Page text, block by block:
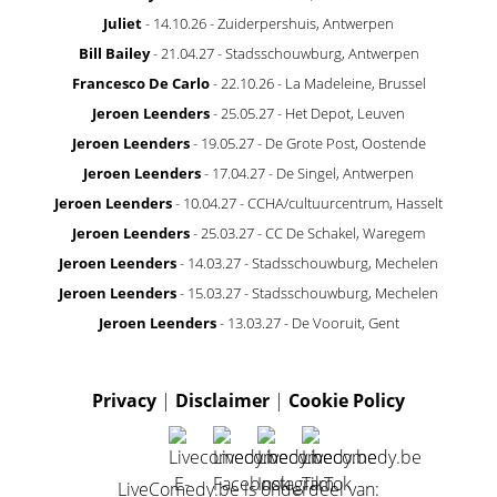
Juliet- 14.10.26 - Zuiderpershuis, Antwerpen
Bill Bailey- 21.04.27 - Stadsschouwburg, Antwerpen
Francesco De Carlo- 22.10.26 - La Madeleine, Brussel
Jeroen Leenders- 25.05.27 - Het Depot, Leuven
Jeroen Leenders- 19.05.27 - De Grote Post, Oostende
Jeroen Leenders- 17.04.27 - De Singel, Antwerpen
Jeroen Leenders- 10.04.27 - CCHA/cultuurcentrum, Hasselt
Jeroen Leenders- 25.03.27 - CC De Schakel, Waregem
Jeroen Leenders- 14.03.27 - Stadsschouwburg, Mechelen
Jeroen Leenders- 15.03.27 - Stadsschouwburg, Mechelen
Jeroen Leenders- 13.03.27 - De Vooruit, Gent
Privacy | Disclaimer | Cookie Policy
LiveComedy.be is onderdeel van: